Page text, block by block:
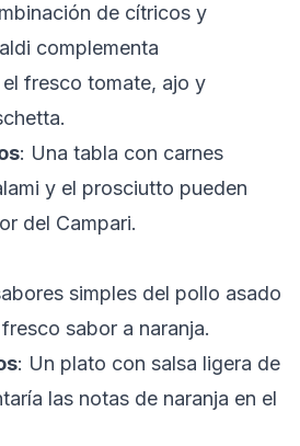
de cítricos y
complementa
fresco tomate, ajo y
: Una tabla con carnes
y el prosciutto pueden
del Campari.
simples del pollo asado
sabor a naranja.
: Un plato con salsa ligera de
las notas de naranja en el